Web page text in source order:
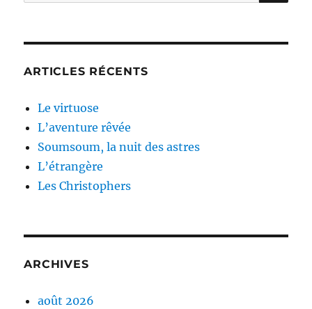
ARTICLES RÉCENTS
Le virtuose
L’aventure rêvée
Soumsoum, la nuit des astres
L’étrangère
Les Christophers
ARCHIVES
août 2026